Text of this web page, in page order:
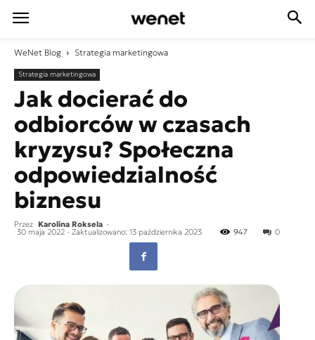
WeNet Blog Strategia marketingowa
Strategia marketingowa
Jak docierać do
odbiorców w czasach
kryzysu? Społeczna
odpowiedzialność
biznesu
Przez Karolina Roksela -
30 maja 2022 - Zaktualizowano: 13 października 2023 0
947